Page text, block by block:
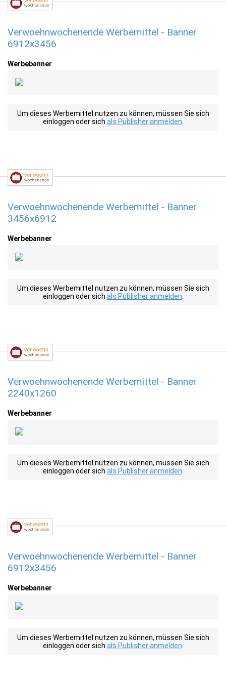
Verwoehnwochenende Werbemittel - Banner
6912x3456
Werbebanner
Um dieses Werbemittel nutzen zu können, müssen Sie sich
einloggen oder sich als Publisher anmelden
Verwoehnwochenende Werbemittel - Banner
3456x6912
Werbebanner
Um dieses Werbemittel nutzen zu können, müssen Sie sich
einloggen oder sich als Publisher anmelden
Verwoehnwochenende Werbemittel - Banner
2240x1260
Werbebanner
Um dieses Werbemittel nutzen zu können, müssen Sie sich
einloggen oder sich als Publisher anmelden
Verwoehnwochenende Werbemittel - Banner
6912x3456
Werbebanner
Um dieses Werbemittel nutzen zu können, müssen Sie sich
einloggen oder sich als Publisher anmelden